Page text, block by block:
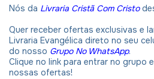
Nós da Livraria Cristã Com Cristo
Quer receber ofertas exclusivas e
Livraria Evangélica direto no seu
do nosso Grupo No WhatsApp.
Clique no link para entrar no grupo
nossas ofertas!